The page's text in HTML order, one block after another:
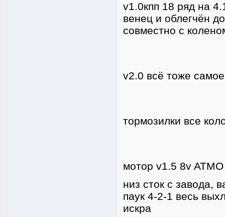
v1.0кпп 18 ряд на
венец и облегчён
совместно с
v2.0 всё тоже
тормозилки все
мотор v1.5 8v
низ сток с завода,
паук 4-2-1 весь
искра